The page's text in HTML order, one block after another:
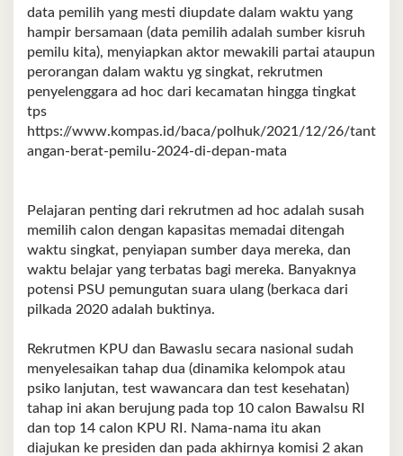
data pemilih yang mesti diupdate dalam waktu yang
hampir bersamaan (data pemilih adalah sumber kisruh
pemilu kita), menyiapkan aktor mewakili partai ataupun
perorangan dalam waktu yg singkat, rekrutmen
penyelenggara ad hoc dari kecamatan hingga tingkat
tps
https://www.kompas.id/baca/polhuk/2021/12/26/tant
angan-berat-pemilu-2024-di-depan-mata
Pelajaran penting dari rekrutmen ad hoc adalah susah
memilih calon dengan kapasitas memadai ditengah
waktu singkat, penyiapan sumber daya mereka, dan
waktu belajar yang terbatas bagi mereka. Banyaknya
potensi PSU pemungutan suara ulang (berkaca dari
pilkada 2020 adalah buktinya.
Rekrutmen KPU dan Bawaslu secara nasional sudah
menyelesaikan tahap dua (dinamika kelompok atau
psiko lanjutan, test wawancara dan test kesehatan)
tahap ini akan berujung pada top 10 calon Bawalsu RI
dan top 14 calon KPU RI. Nama-nama itu akan
diajukan ke presiden dan pada akhirnya komisi 2 akan